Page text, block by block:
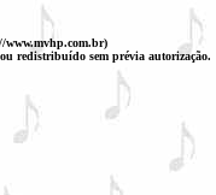
www.mvhp.com.br)
redistribuído sem prévia autorização.